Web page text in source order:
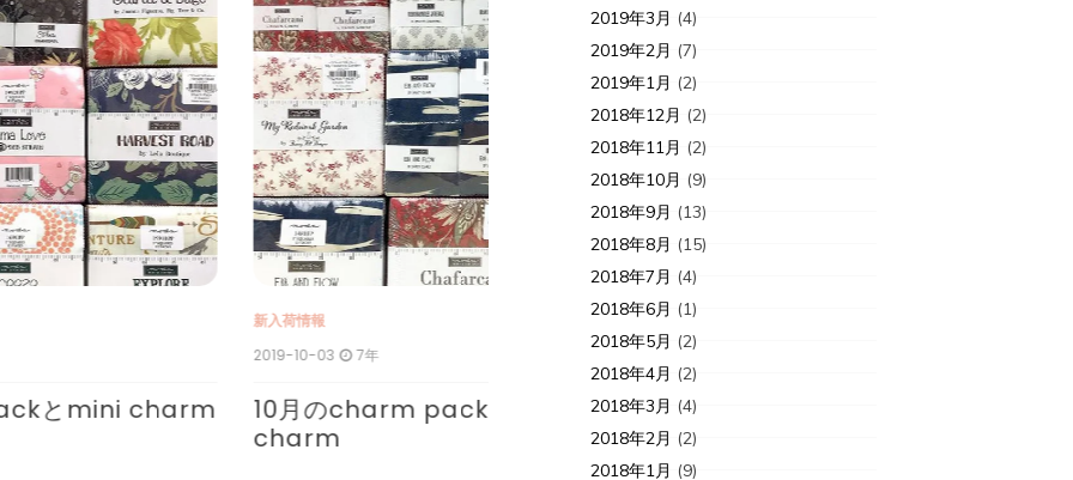
10月のcharm packとmini
COTTON+STEELのCHILL OUT
2019年3月 (4)
2019年2月 (7)
2019年1月 (2)
2018年12月 (2)
2018年11月 (2)
2018年10月 (9)
2018年9月 (13)
2018年8月 (15)
2018年7月 (4)
2018年6月 (1)
2018年5月 (2)
2018年4月 (2)
2018年3月 (4)
2018年2月 (2)
2018年1月 (9)